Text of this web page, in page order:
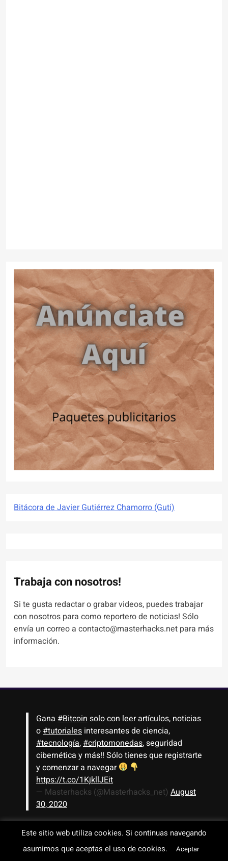
Bitácora de Javier Gutiérrez Chamorro (Guti)
Trabaja con nosotros!
Si te gusta redactar o grabar videos, puedes trabajar
con nosotros para como reportero de noticias! Sólo
envía un correo a contacto@masterhacks.net para más
información.
Gana #Bitcoin solo con leer artículos, noticias
o #tutoriales interesantes de ciencia,
#tecnología, #criptomonedas, seguridad
cibernética y más!! Sólo tienes que registrarte
y comenzar a navegar
https://t.co/1KjkllJEit
— Masterhacks (@Masterhacks_net) August
30, 2020
Todos los derechos reservados © 2008-2026 - www.masterhacks.net
Este sitio web utiliza cookies. Si continuas navegando
asumimos que aceptas el uso de cookies.
Aceptar